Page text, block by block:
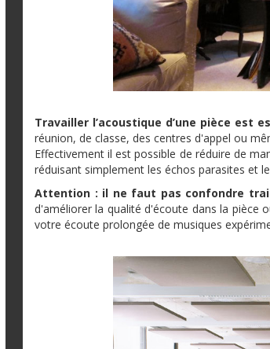
Travailler l’acoustique d’une pièce est
réunion, de classe, des centres d'appel ou
Effectivement il est possible de réduire de
réduisant simplement les échos parasites et
Attention : il ne faut pas confondre
d'améliorer la qualité d'écoute dans la pièce
votre écoute prolongée de musiques